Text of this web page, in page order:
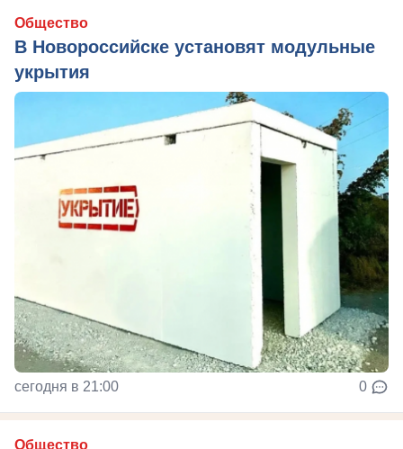
Общество
В Новороссийске установят модульные
укрытия
сегодня в 21:00 0
Общество